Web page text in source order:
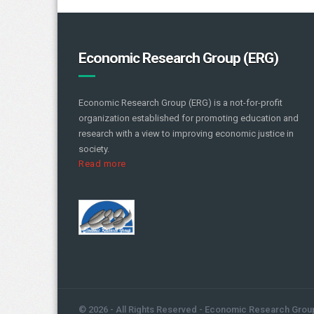
Economic Research Group (ERG)
Economic Research Group (ERG) is a not-for-profit
organization established for promoting education and
research with a view to improving economic justice in
society.
Read more
© 2026 - All Rights Reserved - Economic Research